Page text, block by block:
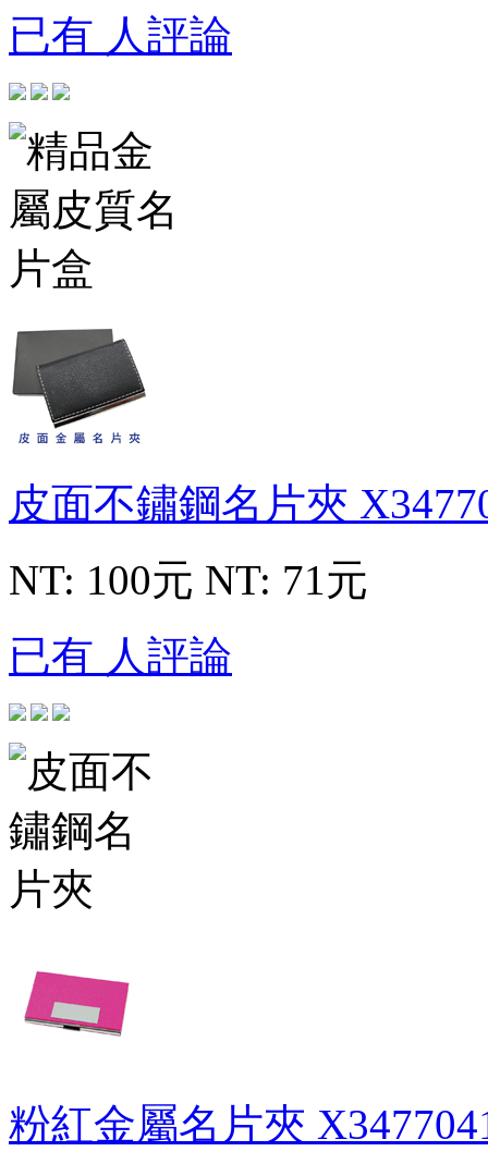
已有 人評論
皮面不鏽鋼名片夾
NT: 100元 NT: 71元
已有 人評論
粉紅金屬名片夾